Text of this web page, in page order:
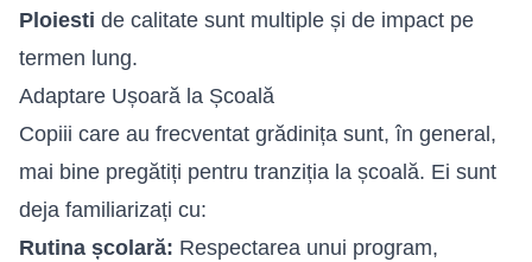
Ploiesti de calitate sunt multiple și de impact pe
termen lung.
Adaptare Ușoară la Școală
Copiii care au frecventat grădinița sunt, în general,
mai bine pregătiți pentru tranziția la școală. Ei sunt
deja familiarizați cu:
Rutina școlară: Respectarea unui program,